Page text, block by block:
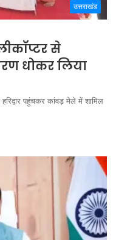
उत्तराखंड
से
धोकर लिया
पहुंचकर कांवड़ मेले में शामिल